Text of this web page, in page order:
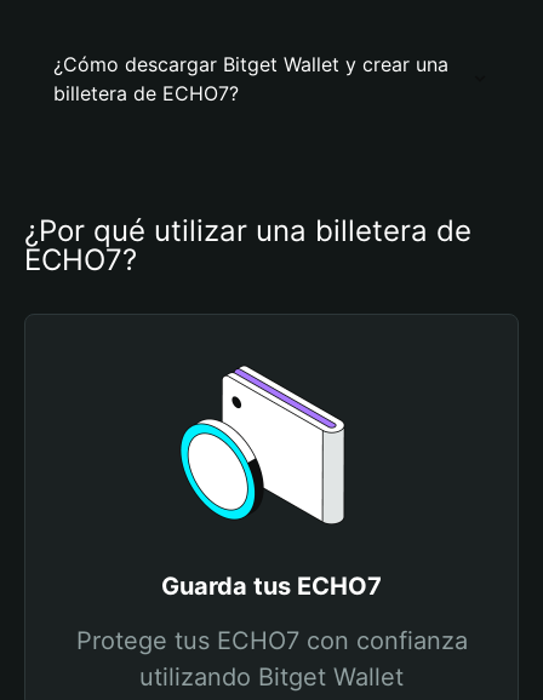
¿Cómo descargar Bitget Wallet y crear una
billetera de ECHO7?
¿Por qué utilizar una billetera de
ECHO7?
Guarda tus ECHO7
Protege tus ECHO7 con confianza
utilizando Bitget Wallet